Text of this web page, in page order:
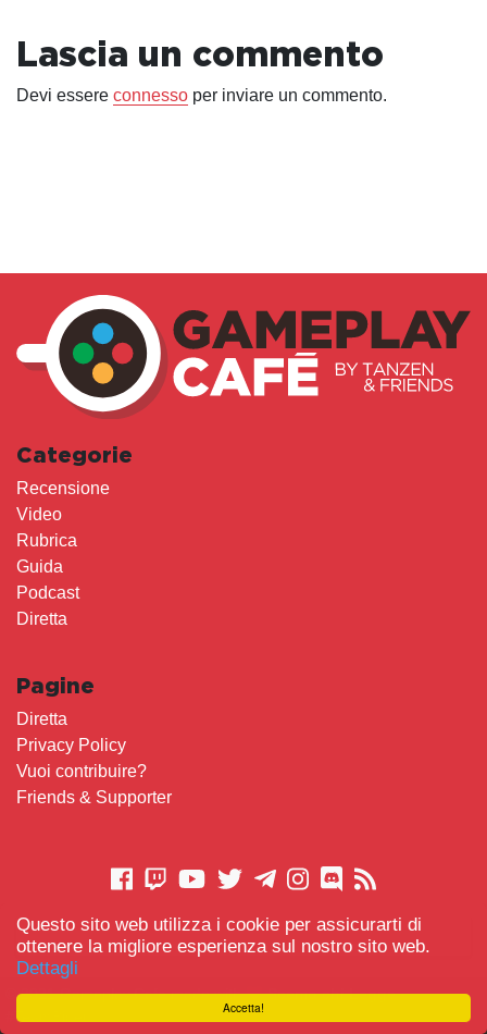
Accetta!
Questo sito web utilizza i cookie per assicurarti di
ottenere la migliore esperienza sul nostro sito web.
Dettagli
Lascia un commento
Devi essere connesso per inviare un commento.
Categorie
Recensione
Video
Rubrica
Guida
Podcast
Diretta
Pagine
Diretta
Privacy Policy
Vuoi contribuire?
Friends & Supporter
CONTATTACI
© 2021 Gameplay.Cafe made with Scemo chi Legge-
#TeamBidet